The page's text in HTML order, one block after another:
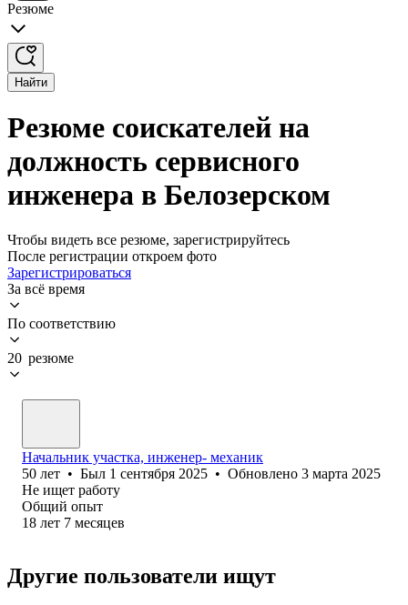
Резюме
Найти
Резюме соискателей на
должность сервисного
инженера в Белозерском
Чтобы видеть все резюме, зарегистрируйтесь
После регистрации откроем фото
Зарегистрироваться
За всё время
По соответствию
20 резюме
Начальник участка, инженер- механик
50 лет • Был 1 сентября 2025 • Обновлено 3 марта 2025
Не ищет работу
Общий опыт
18 лет 7 месяцев
Другие пользователи ищут